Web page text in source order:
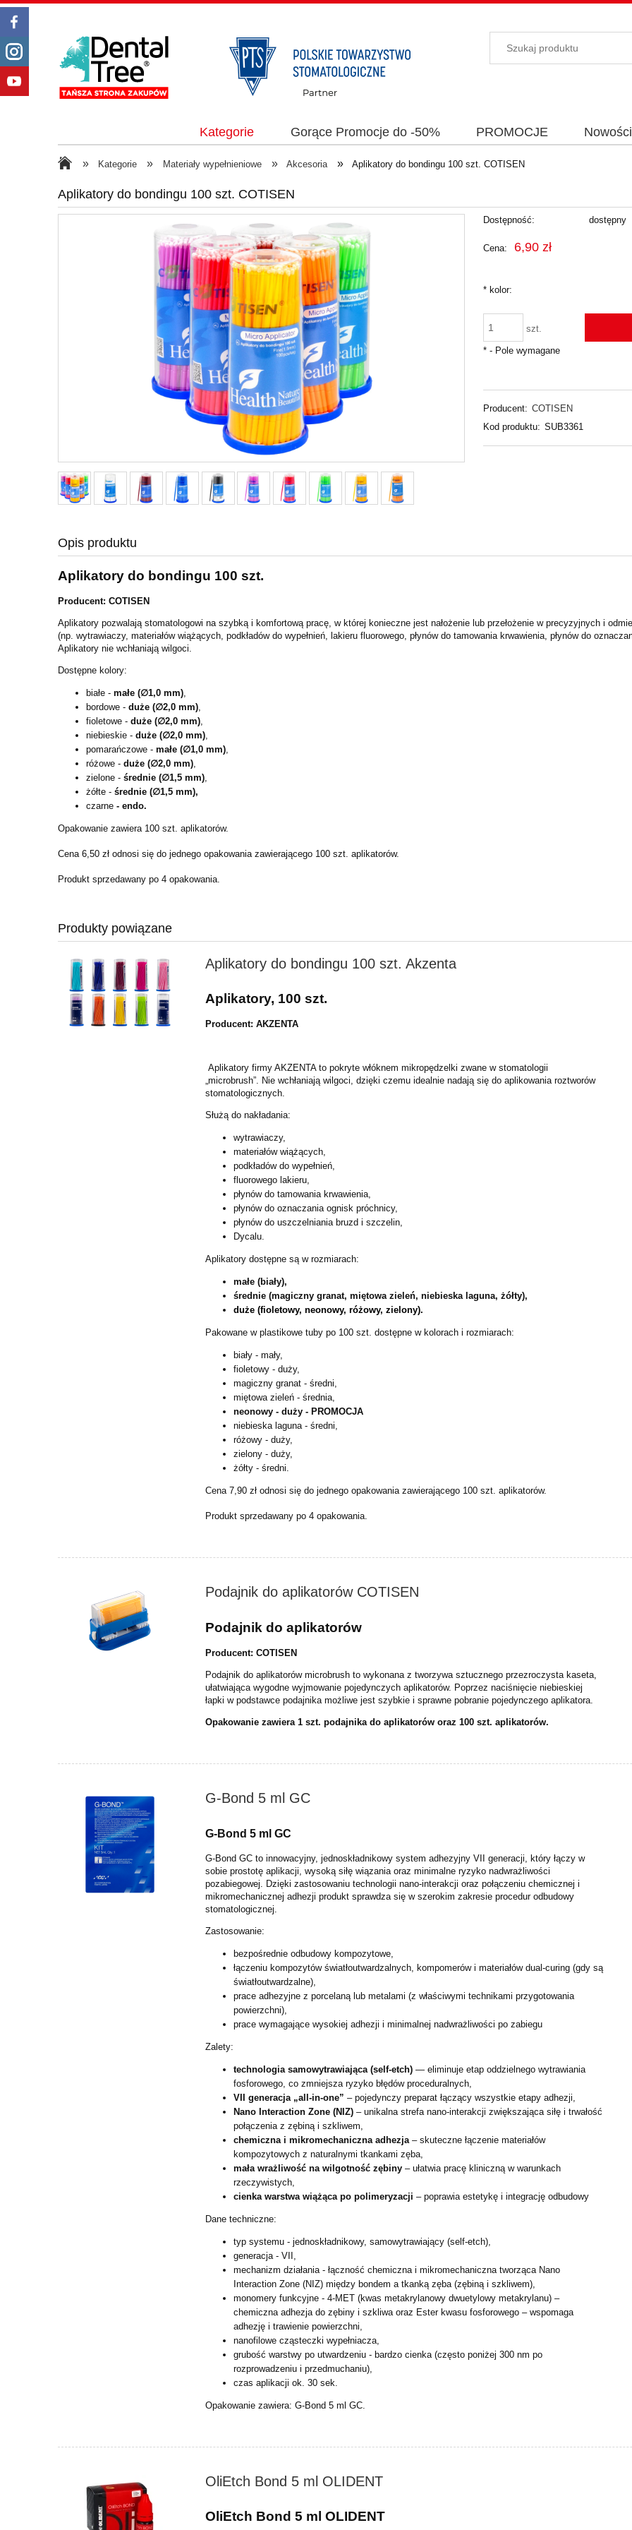
Kategorie Gorące Promocje do -50% PROMOCJE Nowości
» Kategorie » Materiały wypełnieniowe » Akcesoria » Aplikatory do bondingu 100 szt. COTISEN
Aplikatory do bondingu 100 szt. COTISEN
Dostępność: dostępny
Cena: 6,90 zł
*kolor:
szt.
*- Pole wymagane
Producent: COTISEN
Kod produktu: SUB3361
Opis produktu
Aplikatory do bondingu 100 szt.
Producent: COTISEN
Aplikatory pozwalają stomatologowi na szybką i komfortową pracę, w której konieczne jest nałożenie lub przełożenie w precyzyjnych i
(np. wytrawiaczy, materiałów wiążących, podkładów do wypełnień, lakieru fluorowego, płynów do tamowania krwawienia, płynów do
Aplikatory nie wchłaniają wilgoci.
Dostępne kolory:
białe - małe (∅1,0 mm)
bordowe - duże (∅2,0 mm)
fioletowe - duże (∅2,0 mm)
niebieskie - duże (∅2,0 mm)
pomarańczowe - małe (∅1,0 mm)
różowe - duże (∅2,0 mm)
zielone - średnie (∅1,5 mm)
żółte - średnie (∅1,5 mm),
czarne - endo.
Opakowanie zawiera 100 szt. aplikatorów.
Cena 6,50 zł odnosi się do jednego opakowania zawierającego 100 szt. aplikatorów.
Produkt sprzedawany po 4 opakowania.
Produkty powiązane
Aplikatory do bondingu 100 szt. Akzenta
Aplikatory, 100 szt.
Producent: AKZENTA
Aplikatory firmy AKZENTA to pokryte włóknem mikropędzelki zwane w stomatologii
„microbrush”. Nie wchłaniają wilgoci, dzięki czemu idealnie nadają się do aplikowania roztworów
stomatologicznych.
Służą do nakładania:
wytrawiaczy,
materiałów wiążących,
podkładów do wypełnień,
fluorowego lakieru,
płynów do tamowania krwawienia,
płynów do oznaczania ognisk próchnicy,
płynów do uszczelniania bruzd i szczelin,
Dycalu.
Aplikatory dostępne są w rozmiarach:
małe (biały),
średnie (magiczny granat, miętowa zieleń, niebieska laguna, żółty),
duże (fioletowy, neonowy, różowy, zielony).
Pakowane w plastikowe tuby po 100 szt. dostępne w kolorach i rozmiarach:
biały - mały,
fioletowy - duży,
magiczny granat - średni,
miętowa zieleń - średnia,
neonowy - duży - PROMOCJA
niebieska laguna - średni,
różowy - duży,
zielony - duży,
żółty - średni.
Cena 7,90 zł odnosi się do jednego opakowania zawierającego 100 szt. aplikatorów.
Produkt sprzedawany po 4 opakowania.
Podajnik do aplikatorów COTISEN
Podajnik do aplikatorów
Producent: COTISEN
Podajnik do aplikatorów microbrush to wykonana z tworzywa sztucznego przezroczysta kaseta,
ułatwiająca wygodne wyjmowanie pojedynczych aplikatorów. Poprzez naciśnięcie niebieskiej
łapki w podstawce podajnika możliwe jest szybkie i sprawne pobranie pojedynczego aplikatora.
Opakowanie zawiera 1 szt. podajnika do aplikatorów oraz 100 szt. aplikatorów.
G-Bond 5 ml GC
G-Bond 5 ml GC
G-Bond GC to innowacyjny, jednoskładnikowy system adhezyjny VII generacji, który łączy w
sobie prostotę aplikacji, wysoką siłę wiązania oraz minimalne ryzyko nadwrażliwości
pozabiegowej. Dzięki zastosowaniu technologii nano-interakcji oraz połączeniu chemicznej i
mikromechanicznej adhezji produkt sprawdza się w szerokim zakresie procedur odbudowy
stomatologicznej.
Zastosowanie:
bezpośrednie odbudowy kompozytowe,
łączeniu kompozytów światłoutwardzalnych, kompomerów i materiałów dual-curing (gdy są
światłoutwardzalne),
prace adhezyjne z porcelaną lub metalami (z właściwymi technikami przygotowania
powierzchni),
prace wymagające wysokiej adhezji i minimalnej nadwrażliwości po zabiegu
Zalety:
technologia samowytrawiająca (self-etch) — eliminuje etap oddzielnego wytrawiania
fosforowego, co zmniejsza ryzyko błędów proceduralnych,
VII generacja „all-in-one” – pojedynczy preparat łączący wszystkie etapy adhezji,
Nano Interaction Zone (NIZ) – unikalna strefa nano-interakcji zwiększająca siłę i trwałość
połączenia z zębiną i szkliwem,
chemiczna i mikromechaniczna adhezja– skuteczne łączenie materiałów
kompozytowych z naturalnymi tkankami zęba,
mała wrażliwość na wilgotność zębiny – ułatwia pracę kliniczną w warunkach
rzeczywistych,
cienka warstwa wiążąca po polimeryzacji – poprawia estetykę i integrację odbudowy
Dane techniczne:
typ systemu - jednoskładnikowy, samowytrawiający (self-etch),
generacja - VII,
mechanizm działania - łączność chemiczna i mikromechaniczna tworząca Nano
Interaction Zone (NIZ) między bondem a tkanką zęba (zębiną i szkliwem),
monomery funkcyjne - 4-MET (kwas metakrylanowy dwuetylowy metakrylanu) –
chemiczna adhezja do zębiny i szkliwa oraz Ester kwasu fosforowego – wspomaga
adhezję i trawienie powierzchni,
nanofilowe cząsteczki wypełniacza,
grubość warstwy po utwardzeniu - bardzo cienka (często poniżej 300 nm po
rozprowadzeniu i przedmuchaniu),
czas aplikacji ok. 30 sek.
Opakowanie zawiera: G-Bond 5 ml GC.
OliEtch Bond 5 ml OLIDENT
OliEtch Bond 5 ml OLIDENT